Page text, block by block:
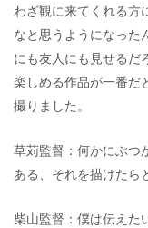
わざ観に来てくれる方
なと思うようになった
にも友人にも見せるだ
楽しめる作品が一番だ
撮りました。
草苅監督：何かにぶつ
ある、それを描けたら
柴山監督：僕は伝えた